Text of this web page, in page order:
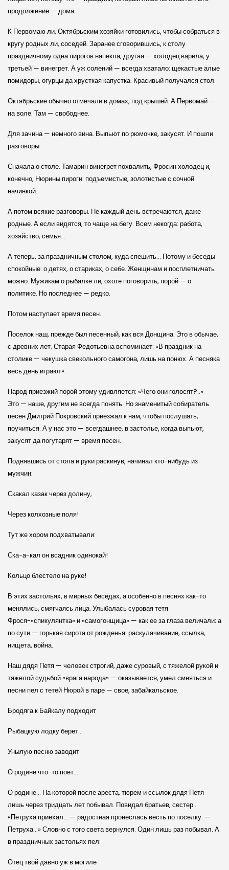
продолжение — дома.
К Первомаю ли, Октябрьским хозяйки готовились, чтобы собраться в
кругу родных ли, соседей. Заранее сговорившись, к столу
праздничному одна пирогов напекла, другая — холодец варила, у
третьей — винегрет. А уж солений — всегда хватало: щекастые алые
помидоры, огурцы да хрусткая капустка. Красивый получался стол.
Октябрьские обычно отмечали в домах, под крышей. А Первомай —
на воле. Там — свободнее.
Для зачина — немного вина. Выпьют по рюмочке, закусят. И пошли
разговоры.
Сначала о столе. Тамарин винегрет похвалить, Фросин холодец и,
конечно, Нюрины пироги: подъемистые, золотистые с сочной
начинкой.
А потом всякие разговоры. Не каждый день встречаются, даже
родные. А если видятся, то чаще на бегу. Всем некогда: работа,
хозяйство, семья…
А теперь, за праздничным столом, куда спешить… Потому и беседы
спокойные: о детях, о стариках, о себе. Женщинам и посплетничать
можно. Мужикам о рыбалке ли, охоте поговорить, порой — о
политике. Но последнее — редко.
Потом наступает время песен.
Поселок наш, прежде был песенный, как вся Донщина. Это в обычае,
с древних лет. Старая Федотьевна вспоминает: «В праздник на
столике — чекушка свекольного самогона, лишь на понюх. А песняка
весь день играют».
Народ приезжий порой этому удивляется: «Чего они голосят?..»
Это — наше, другим не всегда понять. Но знаменитый собиратель
песен Дмитрий Покровский приезжал к нам, чтобы послушать,
поучиться. А у нас это — всегдашнее, в застолье, когда выпьют,
закусят да погутарят — время песен.
Поднявшись от стола и руки раскинув, начинал кто-нибудь из
мужчин:
Скакал казак через долину,
Через колхозные поля!
Тут же хором подхватывали:
Ска-а-кал он всадник одинокай!
Кольцо блестело на руке!
В этих застольях, в мирных беседах, а особенно в песнях как-то
менялись, смягчаясь лица. Улыбалась суровая тетя
Фрося-«спикулянтка» и «самогонщица» — как ее за глаза величали; а
по сути — горькая сирота от рожденья: раскулачивание, ссылка,
нищета, война.
Наш дядя Петя — человек строгий, даже суровый, с тяжелой рукой и
тяжелой судьбой «врага народа» — оказывается, умел смеяться и
песни пел с тетей Нюрой в паре — свое, забайкальское.
Бродяга к Байкалу подходит
Рыбацкую лодку берет…
Унылую песню заводит
О родине что-то поет…
О родине… На которой после ареста, тюрем и ссылок дядя Петя
лишь через тридцать лет побывал. Повидал братьев, сестер…
«Петруха приехал… — радостная пронеслась весть по поселку. —
Петруха…» Словно с того света вернулся. Один лишь раз побывал. А
в праздничных застольях пел:
Отец твой давно уж в могиле